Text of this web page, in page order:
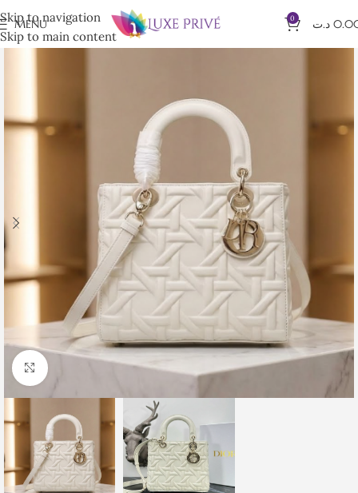
Skip to navigation
Skip to main content
MENU 0 د.ت
Click to enlarge